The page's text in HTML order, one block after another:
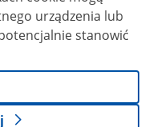
urządzenia lub
stanowić